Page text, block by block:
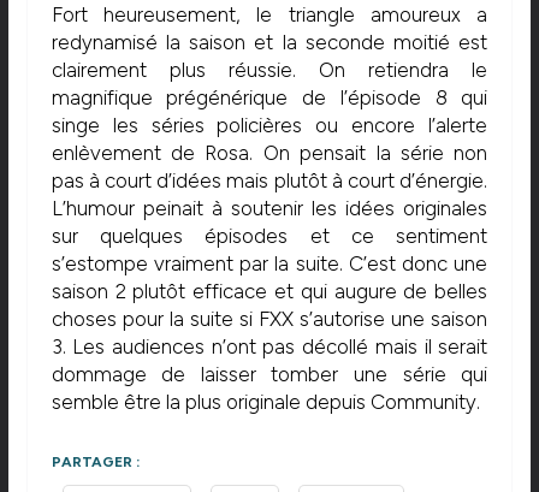
Fort heureusement, le triangle amoureux a
redynamisé la saison et la seconde moitié est
clairement plus réussie. On retiendra le
magnifique prégénérique de l’épisode 8 qui
singe les séries policières ou encore l’alerte
enlèvement de Rosa. On pensait la série non
pas à court d’idées mais plutôt à court d’énergie.
L’humour peinait à soutenir les idées originales
sur quelques épisodes et ce sentiment
s’estompe vraiment par la suite. C’est donc une
saison 2 plutôt efficace et qui augure de belles
choses pour la suite si FXX s’autorise une saison
3. Les audiences n’ont pas décollé mais il serait
dommage de laisser tomber une série qui
semble être la plus originale depuis Community.
PARTAGER :